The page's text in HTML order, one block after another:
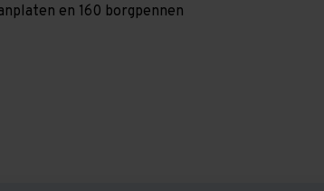
en 160 borgpennen